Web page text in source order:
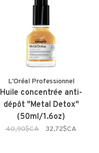
L'Oréal Professionnel
Huile concentrée anti-
dépôt "Metal Detox"
(50ml/1.6oz)
40,90$CA 32,72$CA